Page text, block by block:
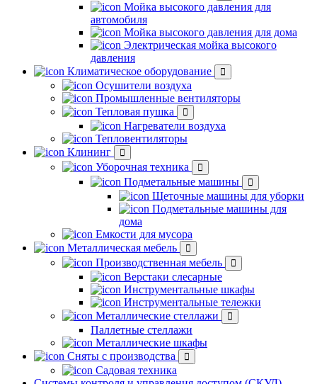
Мойка высокого давления для
автомобиля
Мойка высокого давления для дома
Электрическая мойка высокого
давления
Климатическое оборудование
Осушители воздуха
Промышленные вентиляторы
Тепловая пушка
Нагреватели воздуха
Тепловентиляторы
Клининг
Уборочная техника
Подметальные машины
Щеточные машины для уборки
Подметальные машины для
дома
Емкости для мусора
Металлическая мебель
Производственная мебель
Верстаки слесарные
Инструментальные шкафы
Инструментальные тележки
Металлические стеллажи
Паллетные стеллажи
Металлические шкафы
Сняты с производства
Садовая техника